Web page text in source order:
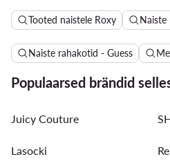
Tooted naistele Roxy Naiste
Naiste rahakotid - Guess
Populaarsed brändid
Juicy Couture
Lasocki